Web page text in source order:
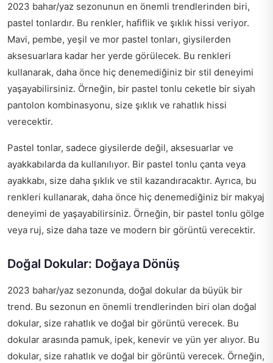
2023 bahar/yaz sezonunun en önemli trendlerinden biri,
pastel tonlardır. Bu renkler, hafiflik ve şıklık hissi veriyor.
Mavi, pembe, yeşil ve mor pastel tonları, giysilerden
aksesuarlara kadar her yerde görülecek. Bu renkleri
kullanarak, daha önce hiç denemediğiniz bir stil deneyimi
yaşayabilirsiniz. Örneğin, bir pastel tonlu ceketle bir siyah
pantolon kombinasyonu, size şıklık ve rahatlık hissi
verecektir.
Pastel tonlar, sadece giysilerde değil, aksesuarlar ve
ayakkabılarda da kullanılıyor. Bir pastel tonlu çanta veya
ayakkabı, size daha şıklık ve stil kazandıracaktır. Ayrıca, bu
renkleri kullanarak, daha önce hiç denemediğiniz bir makyaj
deneyimi de yaşayabilirsiniz. Örneğin, bir pastel tonlu gölge
veya ruj, size daha taze ve modern bir görüntü verecektir.
Doğal Dokular: Doğaya Dönüş
2023 bahar/yaz sezonunda, doğal dokular da büyük bir
trend. Bu sezonun en önemli trendlerinden biri olan doğal
dokular, size rahatlık ve doğal bir görüntü verecek. Bu
dokular arasında pamuk, ipek, kenevir ve yün yer alıyor. Bu
dokular, size rahatlık ve doğal bir görüntü verecek. Örneğin,